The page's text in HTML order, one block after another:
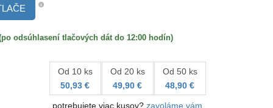
odsúhlasení tlačových dát do 12:00 hodín)
Od 10 ks
50,93 €
Od 20 ks
49,90 €
Od 50 ks
48,90 €
potrebujete viac kusov?zavoláme vám